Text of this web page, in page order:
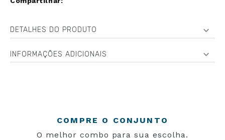
DETALHES DO PRODUTO
INFORMAÇÕES ADICIONAIS
COMPRE O CONJUNTO
O melhor combo para sua escolha.